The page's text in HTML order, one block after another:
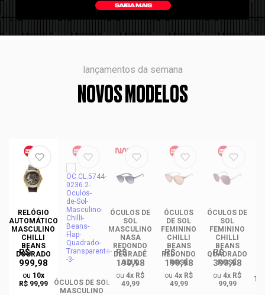
lançamentos da semana
NOVOS MODELOS
RELÓGIO
AUTOMÁTICO
MASCULINO
CHILLI
BEANS
DOURADO
R$
999,98
ou 10x
R$ 99,99
ÓCULOS DE SOL
MASCULINO
ÓCULOS DE
SOL
MASCULINO
NASA
REDONDO
DEGRADÊ
AZUL
R$
199,98
ou 4x R$
49,99
ÓCULOS
DE SOL
FEMININO
CHILLI
BEANS
REDONDO
ROSÉ
R$
199,98
ou 4x R$
49,99
ÓCULOS DE
SOL
FEMININO
CHILLI
BEANS
QUADRADO
ROSÉ
R$
399,98
ou 4x R$
99,99